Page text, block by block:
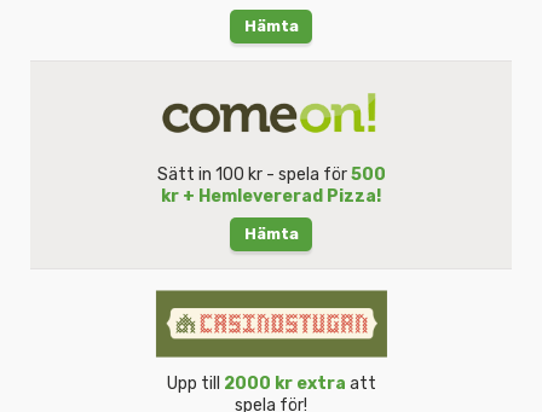
Hämta
Sätt in 100 kr - spela för500
kr + Hemlevererad Pizza!
Hämta
Upp till 2000 kr extra att
spela för!